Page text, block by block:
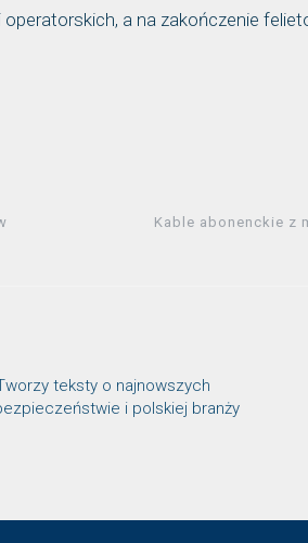
a na zakończenie
Kable abonenckie z
teksty o najnowszych
i polskiej branży